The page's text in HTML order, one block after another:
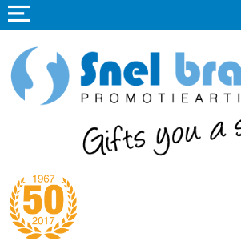
Home
Promotieartikelen
Tassen
Thema's